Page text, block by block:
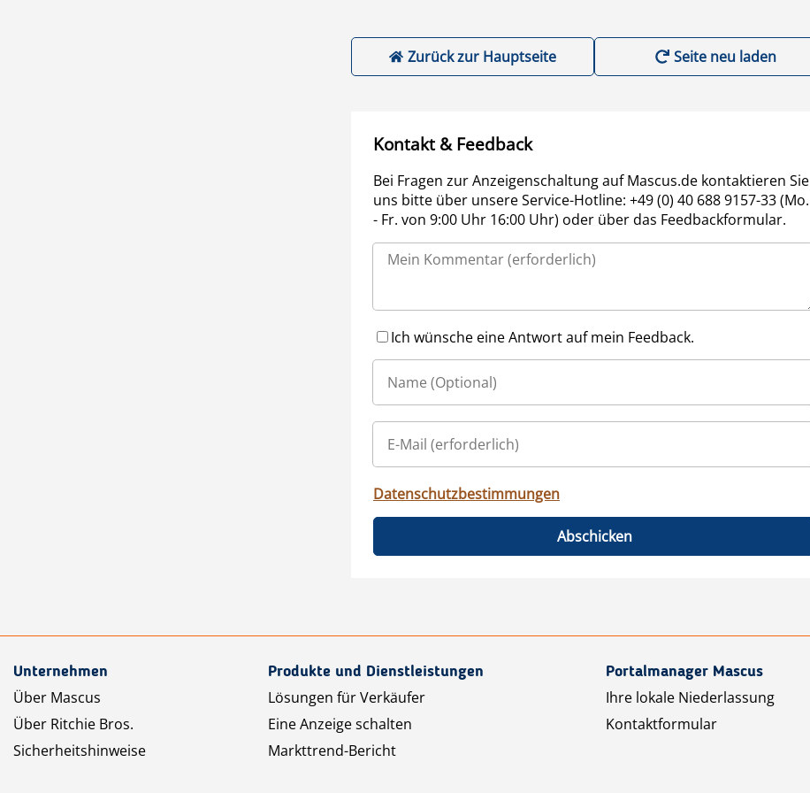
Zurück zur Hauptseite Seite neu laden
Kontakt & Feedback
Bei Fragen zur Anzeigenschaltung auf Mascus.de kontaktieren Sie
uns bitte über unsere Service-Hotline: +49 (0) 40 688 9157-33 (Mo.
- Fr. von 9:00 Uhr 16:00 Uhr) oder über das Feedbackformular.
Ich wünsche eine Antwort auf mein Feedback.
Datenschutzbestimmungen
Abschicken
Unternehmen
Über Mascus
Über Ritchie Bros.
Sicherheitshinweise
Produkte und Dienstleistungen
Lösungen für Verkäufer
Eine Anzeige schalten
Markttrend-Bericht
Portalmanager Mascus
Ihre lokale Niederlassung
Kontaktformular